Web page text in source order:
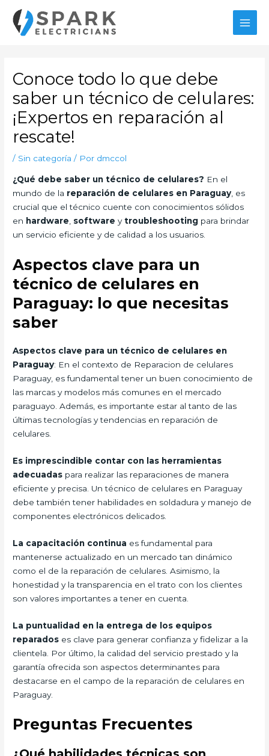
contenido
Conoce todo lo que debe
saber un técnico de celulares:
¡Expertos en reparación al
rescate!
/ Sin categoría / Por dmccol
¿Qué debe saber un técnico de celulares? En el
mundo de la reparación de celulares en Paraguay , es
crucial que el técnico cuente con conocimientos sólidos
en hardware software ytroubleshooting para brindar
un servicio eficiente y de calidad a los usuarios.
Aspectos clave para un
técnico de celulares en
Paraguay: lo que necesitas
saber
Aspectos clave para un técnico de celulares en
Paraguay: En el contexto de Reparacion de celulares
Paraguay, es fundamental tener un buen conocimiento de
las marcas y modelos más comunes en el mercado
paraguayo. Además, es importante estar al tanto de las
últimas tecnologías y tendencias en reparación de
celulares.
Es imprescindible contar con las herramientas
adecuadas para realizar las reparaciones de manera
eficiente y precisa. Un técnico de celulares en Paraguay
debe también tener habilidades en soldadura y manejo de
componentes electrónicos delicados.
La capacitación continua es fundamental para
mantenerse actualizado en un mercado tan dinámico
como el de la reparación de celulares. Asimismo, la
honestidad y la transparencia en el trato con los clientes
son valores importantes a tener en cuenta.
La puntualidad en la entrega de los equipos
reparados es clave para generar confianza y fidelizar a la
clientela. Por último, la calidad del servicio prestado y la
garantía ofrecida son aspectos determinantes para
destacarse en el campo de la reparación de celulares en
Paraguay.
Preguntas Frecuentes